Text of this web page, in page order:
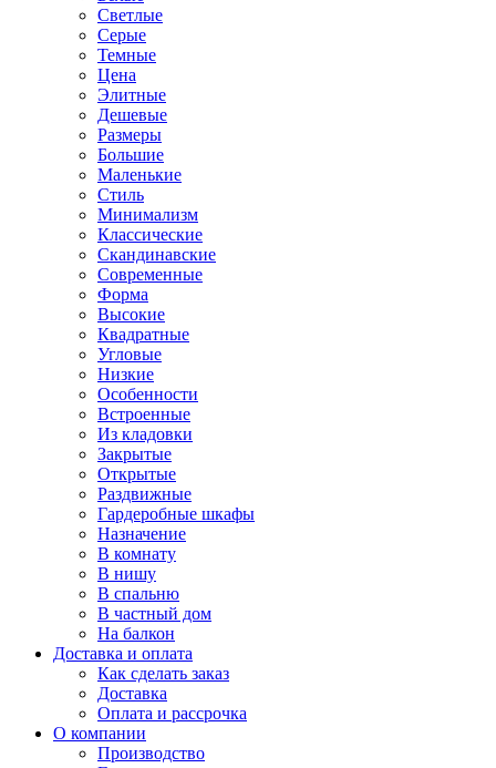
Светлые
Серые
Темные
Цена
Элитные
Дешевые
Размеры
Большие
Маленькие
Стиль
Минимализм
Классические
Скандинавские
Современные
Форма
Высокие
Квадратные
Угловые
Низкие
Особенности
Встроенные
Из кладовки
Закрытые
Открытые
Раздвижные
Гардеробные шкафы
Назначение
В комнату
В нишу
В спальню
В частный дом
На балкон
Доставка и оплата
Как сделать заказ
Доставка
Оплата и рассрочка
О компании
Производство